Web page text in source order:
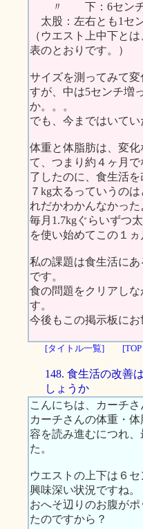
〃 下：6セン
太股：左右とも1セ
（ウエスト上中下と
表のとおりです。）
サイズを測ってみて
すが、中は5センチ増
か。。。
でも、今まではいて
体重と体脂肪は、変
て、つまり約４ヶ月
了したのに、食生活を
７kg太るっていうの
れだかわかんなかった
毎月1.7kgぐらいずつ
を使い始めてこの１
私の課題は食生活に
です。
食の問題をクリアし
す。
今後もこの掲示板に
[タイトル一覧]
148. 食生活の改善
しょうか
こんにちは、カーチさ
カーチさんの体重・
容を読み進むにつれ
た。
ウエストの上下は６
興味深い状況ですね。
おへそ辺りのお腹が
たのですから？